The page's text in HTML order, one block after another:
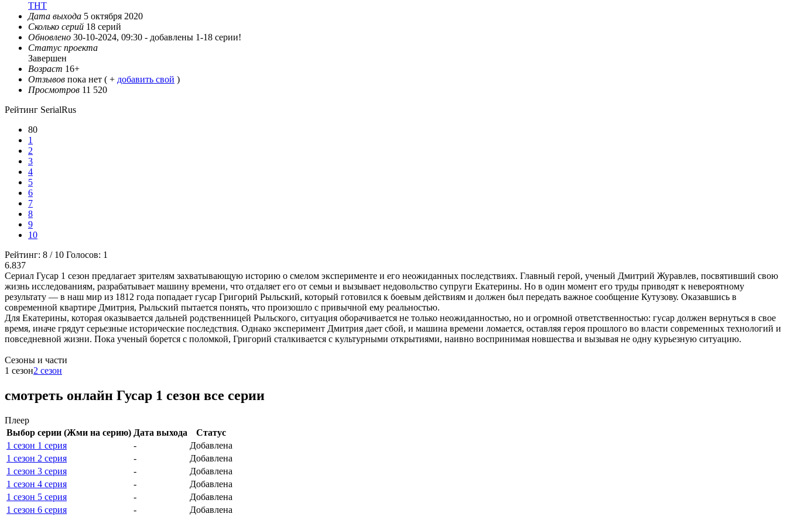
ТНТ
Дата выхода 5 октября 2020
Сколько серий 18 серий
Обновлено 30-10-2024, 09:30 - добавлены 1-18 серии!
Статус проекта
Завершен
Возраст 16+
Отзывов пока нет ( + добавить свой )
Просмотров 11 520
Рейтинг SerialRus
80
1
2
3
4
5
6
7
8
9
10
Рейтинг: 8 / 10 Голосов: 1
6.837
Сериал Гусар 1 сезон предлагает зрителям захватывающую историю о смелом эксперименте и его неожиданных последствиях. Главный герой, ученый Дмитрий Журавлев, посвятивший свою
жизнь исследованиям, разрабатывает машину времени, что отдаляет его от семьи и вызывает недовольство супруги Екатерины. Но в один момент его труды приводят к невероятному
результату — в наш мир из 1812 года попадает гусар Григорий Рыльский, который готовился к боевым действиям и должен был передать важное сообщение Кутузову. Оказавшись в
современной квартире Дмитрия, Рыльский пытается понять, что произошло с привычной ему реальностью.
Для Екатерины, которая оказывается дальней родственницей Рыльского, ситуация оборачивается не только неожиданностью, но и огромной ответственностью: гусар должен вернуться в свое
время, иначе грядут серьезные исторические последствия. Однако эксперимент Дмитрия дает сбой, и машина времени ломается, оставляя героя прошлого во власти современных технологий и
повседневной жизни. Пока ученый борется с поломкой, Григорий сталкивается с культурными открытиями, наивно воспринимая новшества и вызывая не одну курьезную ситуацию.
Cезоны и части
1 сезон2 сезон
смотреть онлайн Гусар 1 сезон все серии
Плеер
Выбор серии (Жми на серию) Дата выхода
Статус
1 сезон 1 серия
-
Добавлена
1 сезон 2 серия
-
Добавлена
1 сезон 3 серия
-
Добавлена
1 сезон 4 серия
-
Добавлена
1 сезон 5 серия
-
Добавлена
1 сезон 6 серия
-
Добавлена